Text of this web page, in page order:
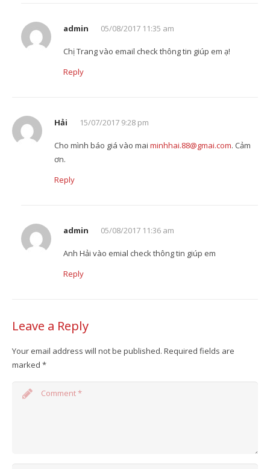
admin 05/08/2017 11:35 am
Chị Trang vào email check thông tin giúp em ạ!
Reply
Hải 15/07/2017 9:28 pm
Cho mình báo giá vào mai minhhai.88@gmai.com. Cảm
ơn.
Reply
admin 05/08/2017 11:36 am
Anh Hải vào emial check thông tin giúp em
Reply
Leave a Reply
Your email address will not be published. Required fields are
marked *